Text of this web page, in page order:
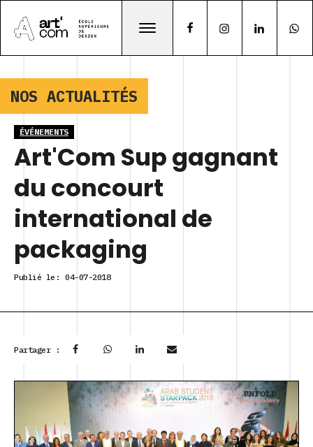
NOS ACTUALITÉS
ÉVÉNEMENTS
Art'Com Sup gagnant
du concourt
international de
packaging
Publié le: 04-07-2018
Partager :